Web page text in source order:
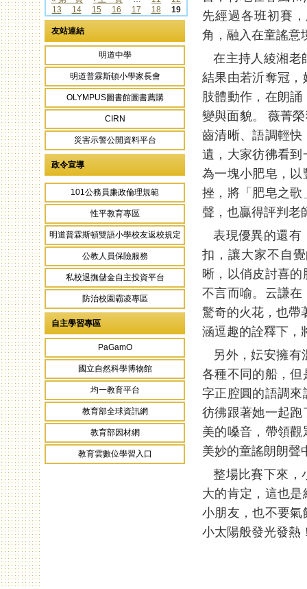
頁面
13
14 15 16 17 18 19
友站連結
明道中學
明道普霖斯頓小學家長會
OLYMPUS圖書館圖書薦購
CIRN
災害示警公開資料平台
政令宣導
101公務員廉政倫理規範
性平教育專區
明道普霖斯頓雙語小學校友返校規定
公教人員保險服務
私校退撫儲金自主投資平台
防治校園霸凌專區
自主學習專區
PaGamO
國立自然科學博物館
均一教育平台
教育部全球資訊網
教育部因材網
教育雲數位學習入口
先經過各班初賽
角，融入在童謠意
在主持人綾湘老
結果由若沂奪冠
肢體動作，在朗
變與面貌。 薇菁
齒清晰、語調輕
遺，大家彷彿看
為一塊小肥皂，
挫，將「肥皂之
聲，也贏得評判老
表現優異的還有
扣，讓大家不自
晰，以俏皮討喜
不言而喻。云謙
驚奇的火花，也帶
涵逗趣的詮釋下，
另外，妘安擁有
各種不同的船，
字正腔圓的語調
彷彿跟著她一起
美的嗓音，帶領
美妙的童謠朗朗聲
整場比賽下來，
大的肯定，這也
小朋友，也不要
小太陽般發光發熱